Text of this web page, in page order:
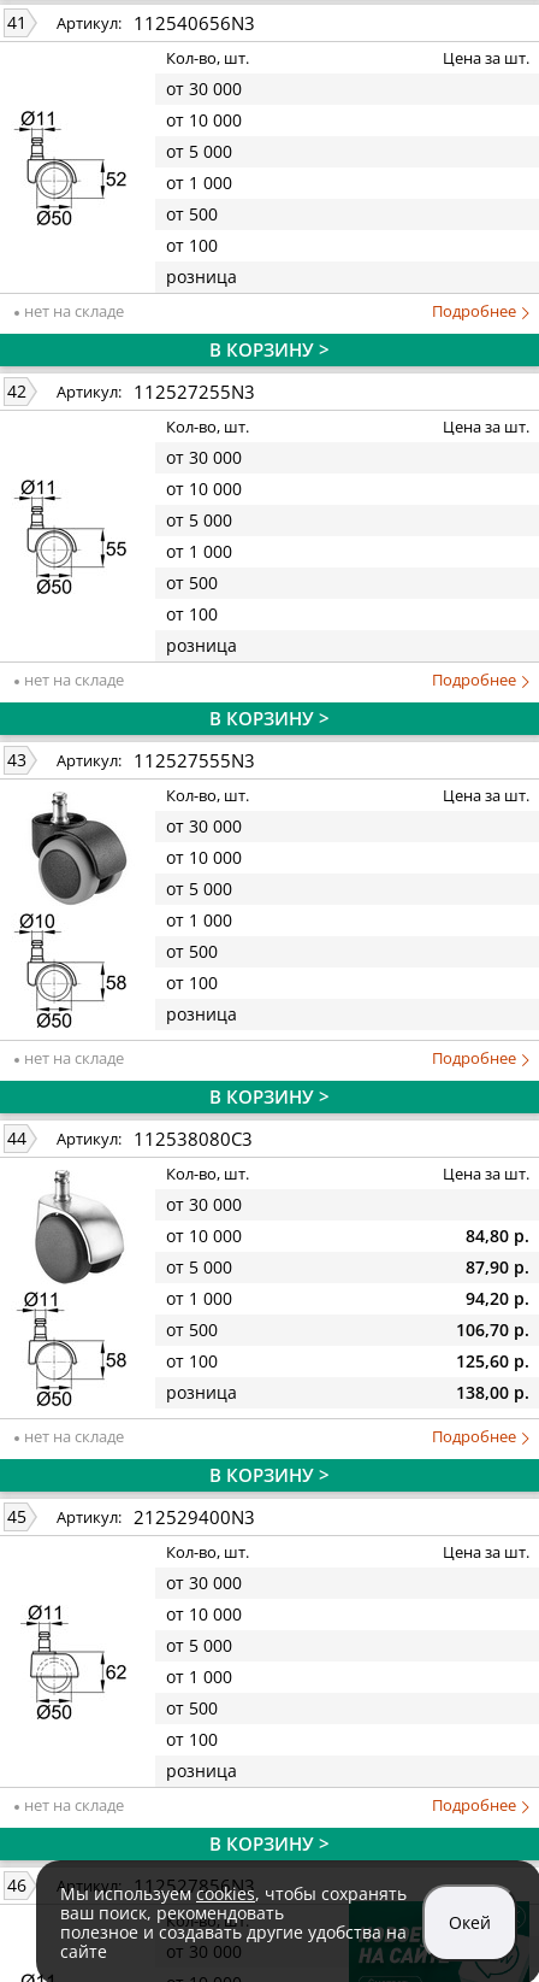
41 Артикул: 112540656N3
Кол-во, шт. Цена за шт.
от 30 000
от 10 000
от 5 000
от 1 000
от 500
от 100
розница
нет на складе Подробнее
В КОРЗИНУ >
42 Артикул: 112527255N3
Кол-во, шт. Цена за шт.
от 30 000
от 10 000
от 5 000
от 1 000
от 500
от 100
розница
нет на складе Подробнее
В КОРЗИНУ >
43 Артикул: 112527555N3
Кол-во, шт. Цена за шт.
от 30 000
от 10 000
от 5 000
от 1 000
от 500
от 100
розница
нет на складе Подробнее
В КОРЗИНУ >
44 Артикул: 112538080C3
Кол-во, шт. Цена за шт.
от 30 000
от 10 000
84,80 р.
от 5 000
87,90 р.
от 1 000
94,20 р.
от 500
106,70 р.
от 100
125,60 р.
розница
138,00 р.
нет на складе Подробнее
В КОРЗИНУ >
45 Артикул: 212529400N3
Кол-во, шт. Цена за шт.
от 30 000
от 10 000
от 5 000
от 1 000
от 500
от 100
розница
нет на складе Подробнее
В КОРЗИНУ >
46 Артикул: 112527856N3
Кол-во, шт. Цена за шт.
от 30 000
Мы используемcookies, чтобы сохранять
ваш поиск, рекомендовать
полезное и создавать другие удобства на
сайте
Окей